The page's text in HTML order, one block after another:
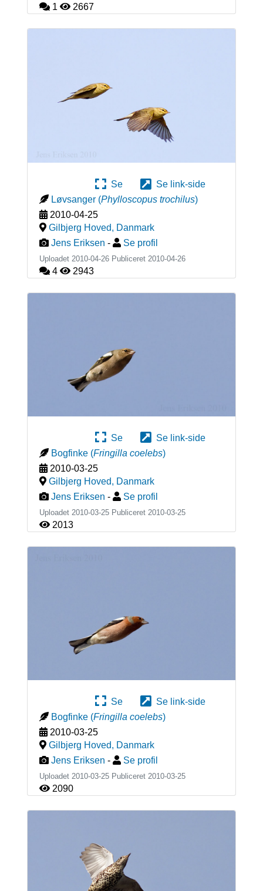
1 2667
Se
Se link-side
Løvsanger (Phylloscopus trochilus)
2010-04-25
Gilbjerg Hoved, Danmark
Jens Eriksen - Se profil
Uploadet 2010-04-26 Publiceret 2010-04-26
4 2943
Se
Se link-side
Bogfinke (Fringilla coelebs)
2010-03-25
Gilbjerg Hoved, Danmark
Jens Eriksen - Se profil
Uploadet 2010-03-25 Publiceret 2010-03-25
2013
Se
Se link-side
Bogfinke (Fringilla coelebs)
2010-03-25
Gilbjerg Hoved, Danmark
Jens Eriksen - Se profil
Uploadet 2010-03-25 Publiceret 2010-03-25
2090